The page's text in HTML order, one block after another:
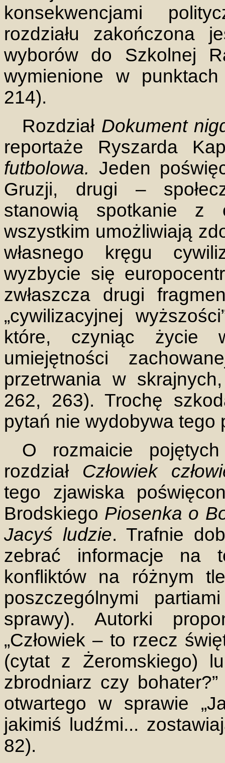
konsekwencjami
rozdziału zakończona
wyborów do Szkolnej
wymienione w
214).
Rozdział Dokument
reportaże Ryszarda
futbolowa. Jeden
Gruzji, drugi –
stanowią spotkanie z
wszystkim umożliwiają
własnego kręgu
wyzbycie się
zwłaszcza drugi
„cywilizacyjnej
które, czyniąc życie
umiejętności
przetrwania w
262, 263). Trochę
pytań nie wydobywa tego
O rozmaicie
rozdział Człowiek
tego zjawiska
Brodskiego Piosenka o
Jacyś ludzie. Trafnie
zebrać informacje na
konfliktów na różnym
poszczególnymi
sprawy). Autorki
„Człowiek – to rzecz
(cytat z Żeromskiego)
zbrodniarz czy
otwartego w sprawie
jakimiś ludźmi...
82).